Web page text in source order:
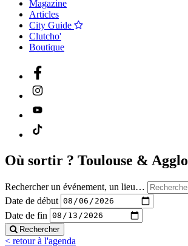
Magazine
Articles
City Guide
Clutcho'
Boutique
Où sortir ? Toulouse & Agglo
Rechercher un événement, un lieu…
Date de début
Date de fin
Rechercher
< retour à l'agenda